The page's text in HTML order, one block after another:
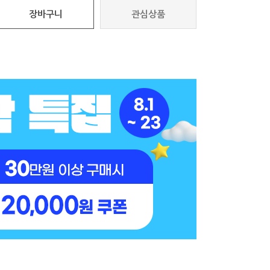
장바구니 관심상품